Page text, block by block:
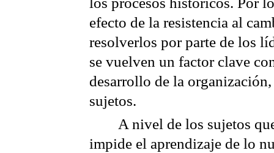
efecto de la resistencia al
resolverlos por parte de los
se vuelven un factor clave
desarrollo de la
sujetos.
A nivel de los sujetos
impide el aprendizaje de lo